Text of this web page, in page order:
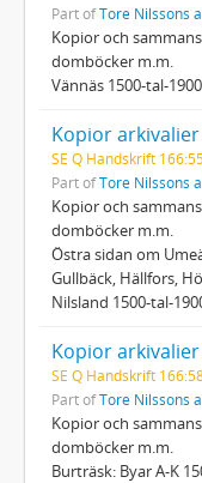
Part ofTore Nilssons
Kopior och
domböcker m.m.
Vännäs 1500-tal-
SE Q Handskrift
Part ofTore Nilssons
Kopior och
domböcker m.m.
Östra sidan om
Gullbäck, Hällfors,
Nilsland 1500-tal-
Kopior
SE Q Handskrift
Part ofTore Nilssons
Kopior och
domböcker m.m.
Burträsk: Byar A-K